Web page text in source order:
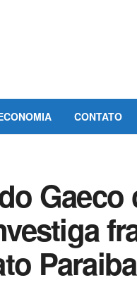
CONTATO